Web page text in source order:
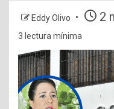
Eddy Olivo 2
3 lectura mínima